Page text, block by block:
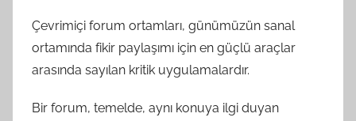
Çevrimiçi forum ortamları, günümüzün sanal
ortamında fikir paylaşımı için en güçlü araçlar
arasında sayılan kritik uygulamalardır.
Bir forum, temelde, aynı konuya ilgi duyan